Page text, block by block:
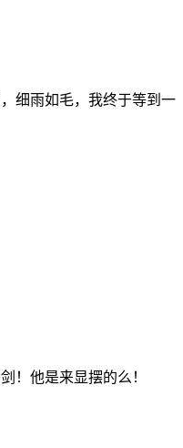
细雨如毛，我终于等到一
！他是来显摆的么！